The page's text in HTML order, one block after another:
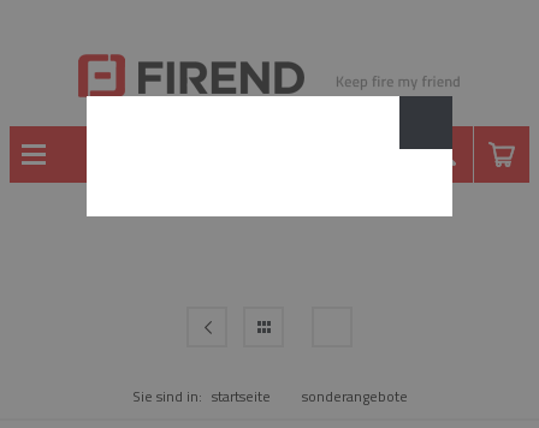
Sie sind in: startseite sonderangebote